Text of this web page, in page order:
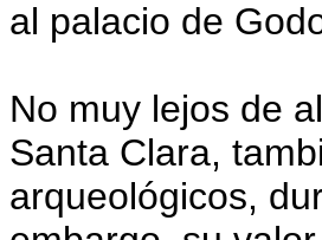
al palacio de
No muy lejos de
Santa Clara,
arqueológicos,